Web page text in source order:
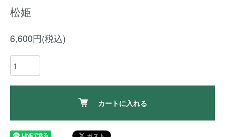
松姫
6,600円(税込)
カートに入れる